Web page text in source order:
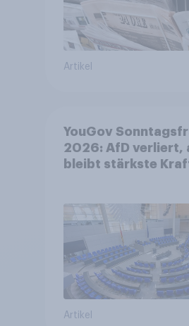
Artikel
YouGov
2026: AfD verliert,
bleibt stärkste
Artikel